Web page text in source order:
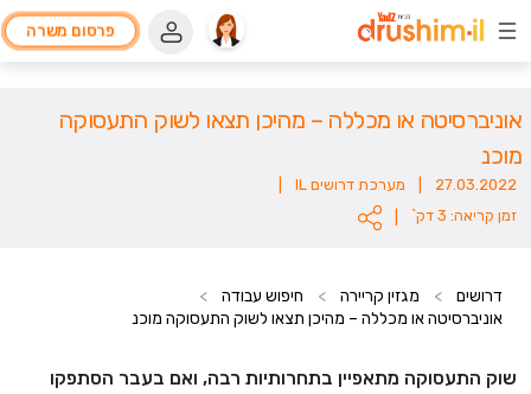
פרסום משרה
אוניברסיטה או מכללה – מהיכן תצאו לשוק התעסוקה
מוכנ
27.03.2022 מערכת דרושים IL
זמן קריאה: 3 דק`
דרושים > מגזין קריירה > חיפוש עבודה
>
אוניברסיטה או מכללה – מהיכן תצאו לשוק התעסוקה מוכנ
שוק התעסוקה מתאפיין בתחרותיות רבה, ואם בעבר הסתפקו